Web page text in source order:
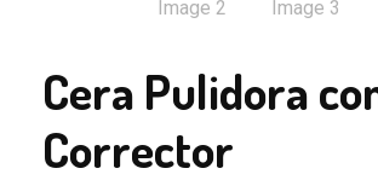
Cera Pulidora
Corrector